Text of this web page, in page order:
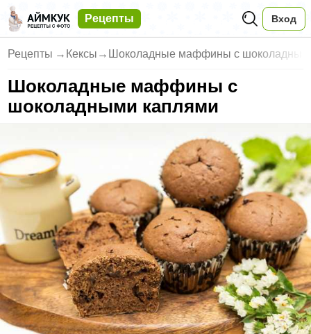
Рецепты Вход
Рецепты → Кексы → Шоколадные маффины с
Шоколадные маффины с
шоколадными каплями